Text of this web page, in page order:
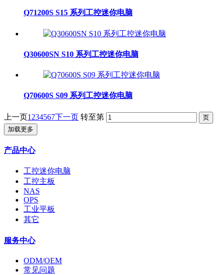
Q71200S S15 系列工控迷你电脑
Q30600SN S10 系列工控迷你电脑
Q70600S S09 系列工控迷你电脑
上一页1 234567下一页 转至第
加载更多
产品中心
工控迷你电脑
工控主板
NAS
OPS
工业平板
其它
服务中心
ODM/OEM
常见问题